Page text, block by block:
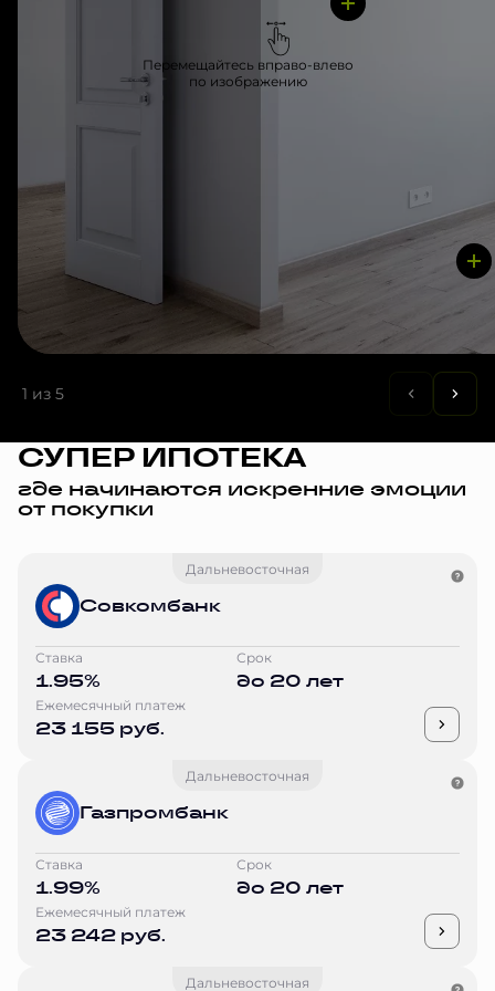
Перемещайтесь вправо-влево
по изображению
1 из 5
СУПЕР ИПОТЕКА
где начинаются искренние эмоции
от покупки
Дальневосточная
Совкомбанк
Ставка
1.95%
Срок
до 20 лет
Ежемесячный платеж
23 155 руб.
Дальневосточная
Газпромбанк
Ставка
1.99%
Срок
до 20 лет
Ежемесячный платеж
23 242 руб.
Дальневосточная